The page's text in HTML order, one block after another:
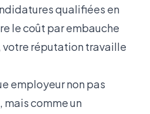
qualifiées en
le coût par embauche
votre réputation travaille
employeur non pas
mais comme un